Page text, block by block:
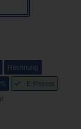
Rechnung
E-Rezept